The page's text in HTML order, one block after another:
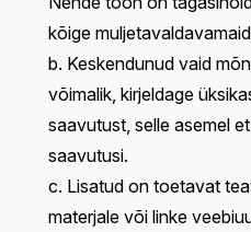
kõige
b. Keskendunud vaid
võimalik, kirjeldage
saavutust, selle asemel
saavutusi.
c. Lisatud on toetavat
materjale või linke